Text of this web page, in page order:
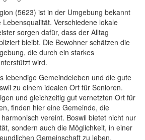
(5623) ist in der Umgebung bekannt
Verschiedene lokale
sorgen dafür, dass der Alltag
bleibt. Die Bewohner schätzen die
die durch ein starkes
wird.
lebendige Gemeindeleben und die gute
zu einem idealen Ort für Senioren.
und gleichzeitig gut vernetzten Ort für
finden hier eine Gemeinde, die
vereint. Boswil bietet nicht nur
sondern auch die Möglichkeit, in einer
Gemeinschaft zu leben.